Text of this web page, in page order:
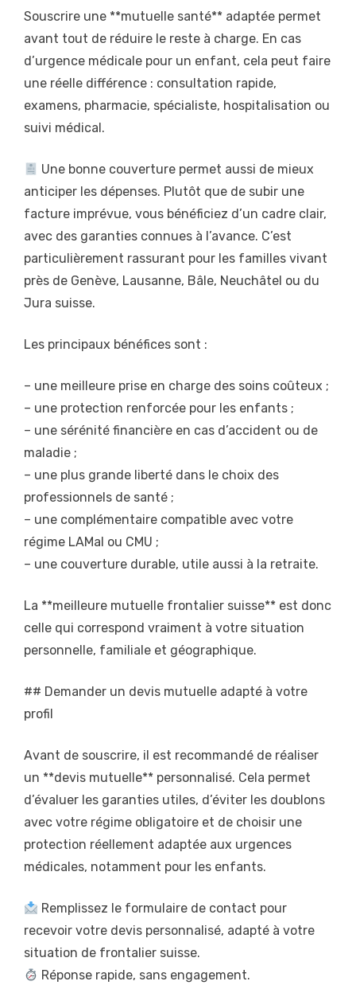
Souscrire une **mutuelle santé** adaptée permet
avant tout de réduire le reste à charge. En cas
d’urgence médicale pour un enfant, cela peut faire
une réelle différence : consultation rapide,
examens, pharmacie, spécialiste, hospitalisation ou
suivi médical.
Une bonne couverture permet aussi de mieux
anticiper les dépenses. Plutôt que de subir une
facture imprévue, vous bénéficiez d’un cadre clair,
avec des garanties connues à l’avance. C’est
particulièrement rassurant pour les familles vivant
près de Genève, Lausanne, Bâle, Neuchâtel ou du
Jura suisse.
Les principaux bénéfices sont :
– une meilleure prise en charge des soins coûteux ;
– une protection renforcée pour les enfants ;
– une sérénité financière en cas d’accident ou de
maladie ;
– une plus grande liberté dans le choix des
professionnels de santé ;
– une complémentaire compatible avec votre
régime LAMal ou CMU ;
– une couverture durable, utile aussi à la retraite.
La **meilleure mutuelle frontalier suisse** est donc
celle qui correspond vraiment à votre situation
personnelle, familiale et géographique.
## Demander un devis mutuelle adapté à votre
profil
Avant de souscrire, il est recommandé de réaliser
un **devis mutuelle** personnalisé. Cela permet
d’évaluer les garanties utiles, d’éviter les doublons
avec votre régime obligatoire et de choisir une
protection réellement adaptée aux urgences
médicales, notamment pour les enfants.
Remplissez le formulaire de contact pour
recevoir votre devis personnalisé, adapté à votre
situation de frontalier suisse.
Réponse rapide, sans engagement.